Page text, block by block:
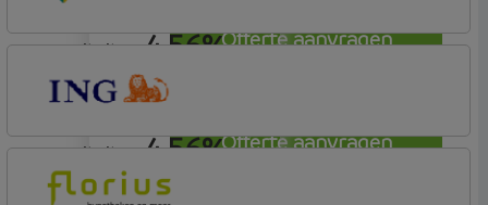
Offerte aanvragen
4,56%
Offerte aanvragen
annuiteit
4,56%
Budget (Incl. Korting)
annuiteit
ING Bank
Basis (Incl. Korting)